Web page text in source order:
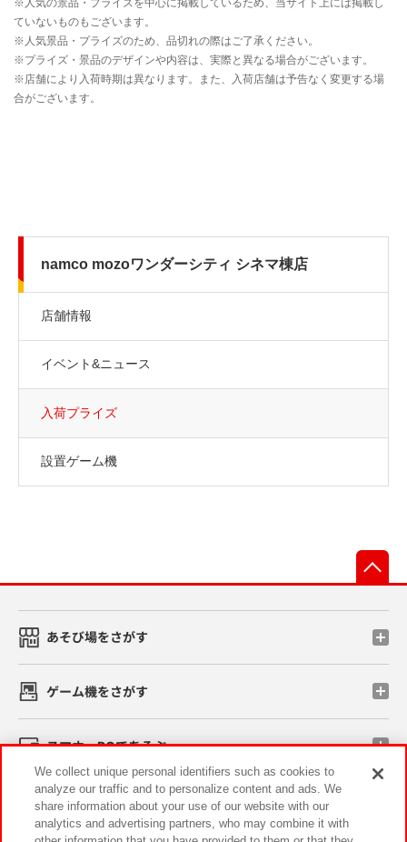
namco mozoワンダーシティ シネマ棟店
店舗情報
イベント&ニュース
入荷プライズ
設置ゲーム機
あそび場をさがす
ゲーム機をさがす
スマホ・PCであそぶ
イベント・キャンペーン
We collect unique personal identifiers such as cookies to
analyze our traffic and to personalize content and ads. We
share information about your use of our website with our
analytics and advertising partners, who may combine it with